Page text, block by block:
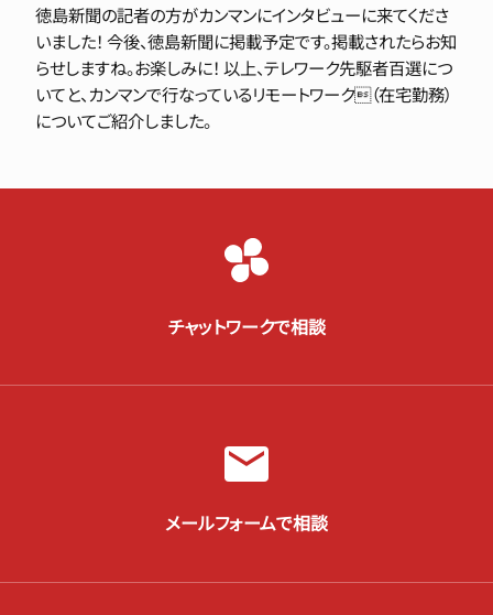
徳島新聞の記者の方がカンマンにインタビューに来てくださ
いました！ 今後、徳島新聞に掲載予定です。掲載されたらお知
らせしますね。お楽しみに！ 以上、テレワーク先駆者百選につ
いてと、カンマンで行なっているリモートワーク（在宅勤務）
についてご紹介しました。
チャットワークで相談
メールフォームで相談